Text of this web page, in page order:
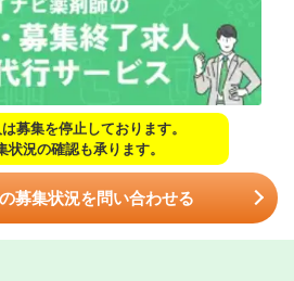
募集を停止しております。
状況の確認も承ります。
募集状況を問い合わせる